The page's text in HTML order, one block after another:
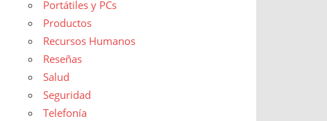
Portátiles y PCs
Productos
Recursos Humanos
Reseñas
Salud
Seguridad
Telefonía